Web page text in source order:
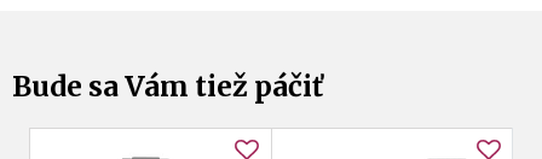
Bude sa Vám tiež páčiť